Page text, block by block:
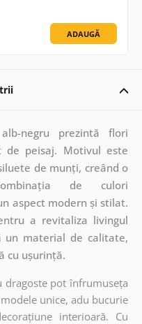
ADAUGĂ
negru prezintă flori
de peisaj. Motivul este
de munți, creând o
de culori
aspect modern și stilat.
a revitaliza livingul
un material de calitate,
cu ușurință.
dragoste pot înfrumuseța
unice, adu bucurie
interioară. Cu